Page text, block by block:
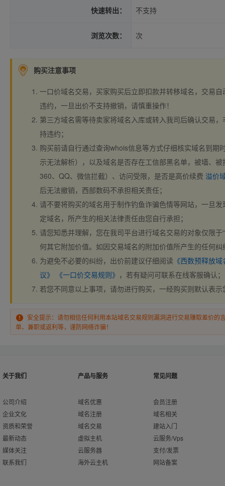
快速转出： 不支持
浏览次数： 次
购买注意事项
一口价域名交易，买家购买后立即扣款并转移域名，交易
违约，一旦出价不支持撤销，请慎重操作！
第三方域名需等待卖家将域名入库或转入我司后确认交易
持违约；
购买前请自行通过查询whois信息等方式仔细核实域名到期
示无法解析），以及域名是否存在工信部黑名单，被墙、
360、QQ、微信拦截）、访问受限，是否是高价续费 溢价
后无法撤销，西部数码不承担相关责任；
请不要将购买的域名用于制作钓鱼诈骗色情等网站，一旦
定域名，所产生的相关法律责任由您自行承担；
请您知悉并理解，您在我司平台进行域名交易的对象仅限于
何其它附加价值。如因交易域名的附加价值所产生的任何
为避免不必要的纠纷，出价前建议仔细阅读 《西数预释放
议》
《一口价交易规则》 ，若有疑问可联系在线客服确认；
若您不同意以上事项，请勿进行购买，一经购买则默认表
安全提示：请勿相信任何利用本站域名交易规则漏洞进行交易赚取差价的
单、兼职或返利等，谨防网络诈骗！
关于我们
公司介绍
企业文化
资质和荣誉
最新动态
媒体关注
联系我们
产品与服务
域名优惠
域名注册
域名交易
虚拟主机
云服务器
海外云主机
常见问题
会员注册
域名相关
建站入门
云服务/Vps
支付/发票
网站备案